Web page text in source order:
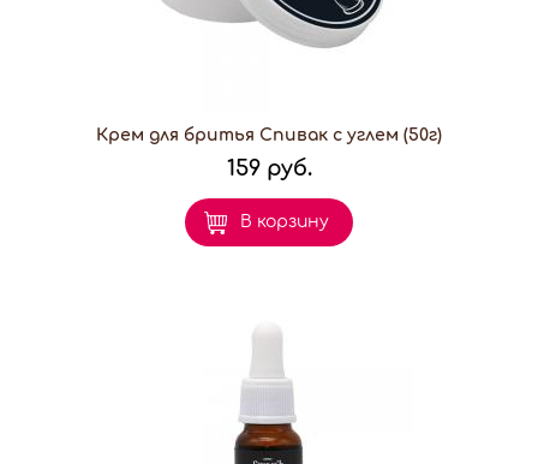
Крем для бритья Спивак с углем (50г)
159 руб.
В корзину